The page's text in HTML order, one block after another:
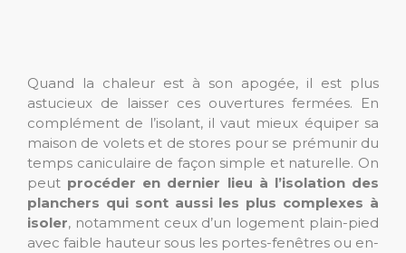
Quand la chaleur est à son apogée, il est plus
astucieux de laisser ces ouvertures fermées. En
complément de l’isolant, il vaut mieux équiper sa
maison de volets et de stores pour se prémunir du
temps caniculaire de façon simple et naturelle. On
peut procéder en dernier lieu à l’isolation des
planchers qui sont aussi les plus complexes à
isoler, notamment ceux d’un logement plain-pied
avec faible hauteur sous les portes-fenêtres ou en-